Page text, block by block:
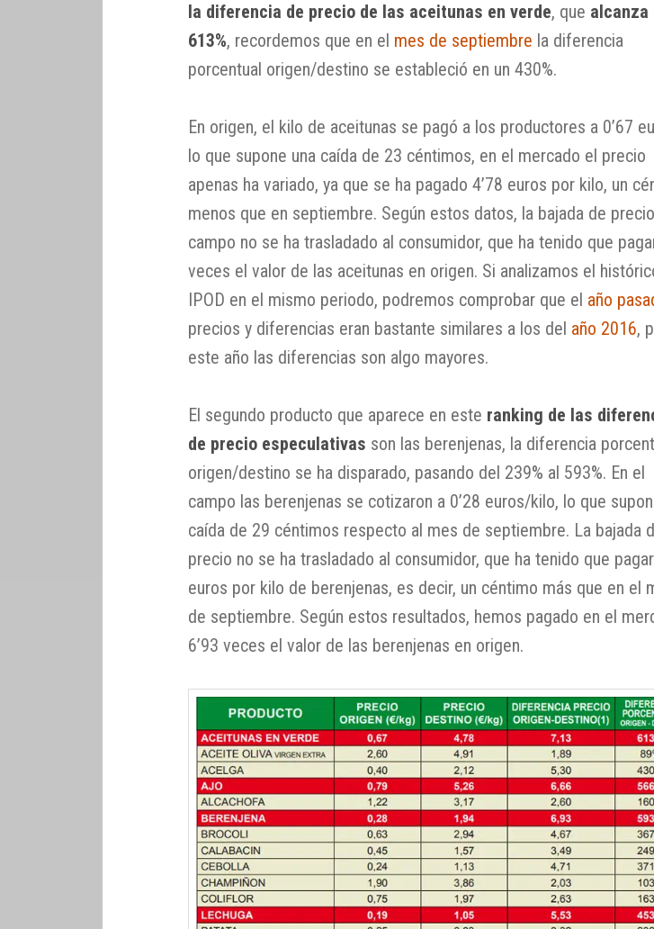
la diferencia de precio de las aceitunas en verde, que alcanza
613%, recordemos que en el mes de septiembre la diferencia
porcentual origen/destino se estableció en un 430%.
En origen, el kilo de aceitunas se pagó a los productores a 0’67
lo que supone una caída de 23 céntimos, en el mercado el precio
apenas ha variado, ya que se ha pagado 4’78 euros por kilo, un
menos que en septiembre. Según estos datos, la bajada de
campo no se ha trasladado al consumidor, que ha tenido que
veces el valor de las aceitunas en origen. Si analizamos el
IPOD en el mismo periodo, podremos comprobar que el año
precios y diferencias eran bastante similares a los del año 2016,
este año las diferencias son algo mayores.
El segundo producto que aparece en este ranking de las
de precio especulativas son las berenjenas, la diferencia
origen/destino se ha disparado, pasando del 239% al 593%. En el
campo las berenjenas se cotizaron a 0’28 euros/kilo, lo que
caída de 29 céntimos respecto al mes de septiembre. La bajada
precio no se ha trasladado al consumidor, que ha tenido que
euros por kilo de berenjenas, es decir, un céntimo más que en el
de septiembre. Según estos resultados, hemos pagado en el
6’93 veces el valor de las berenjenas en origen.